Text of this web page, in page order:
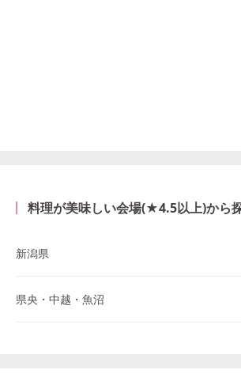
料理が美味しい会場(★4.5以上)から
新潟県
県央・中越・魚沼